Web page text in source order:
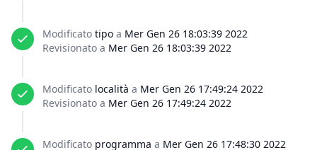
Modificato tipo a Mer Gen 26 18:03:39 2022
Revisionato a Mer Gen 26 18:03:39 2022
Modificato località a Mer Gen 26 17:49:24 2022
Revisionato a Mer Gen 26 17:49:24 2022
Modificato programma a Mer Gen 26 17:48:30 2022